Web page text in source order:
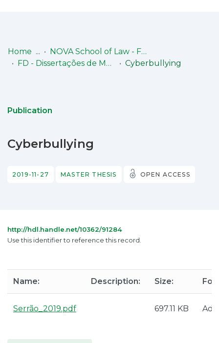
Home
NOVA School of Law - Faculdade de Direito (NSL-FD)
FD - Dissertações de Mestrado
Cyberbullying
Publication
Cyberbullying
2019-11-27 MASTER THESIS OPEN ACCESS
http://hdl.handle.net/10362/91284
Use this identifier to reference this record.
Name: Description: Size:
Serrão_2019.pdf 697.11 KB